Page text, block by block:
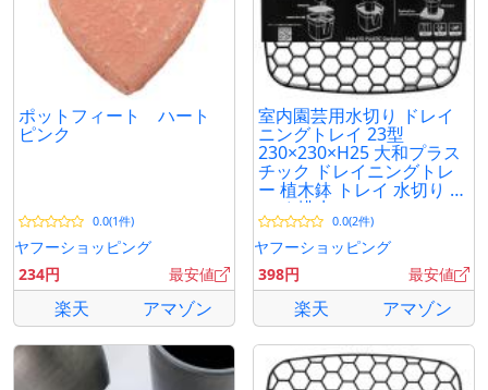
ポットフィート ハート
ピンク
0.0(1件)
ヤフーショッピング
234円
最安値
楽天 アマゾン
室内園芸用水切り ドレイ
ニングトレイ 23型
230×230×H25 大和プラス
チック ドレイニングトレ
ー 植木鉢 トレイ 水切り ト
レイ 排水
0.0(2件)
ヤフーショッピング
398円
最安値
楽天 アマゾン